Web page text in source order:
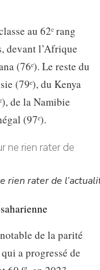
au 62ᵉ rang
devant l’Afrique
(76ᵉ). Le reste du
(79ᵉ), du Kenya
de la Namibie
(97ᵉ).
rien rater de
de la parité
a progressé de